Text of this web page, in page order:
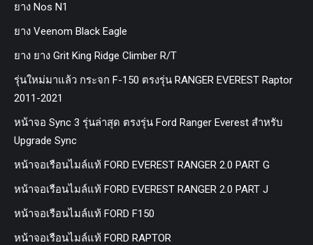
ยาง Nos N1
ยาง Veenom Black Eagle
ยาง ยาง Grit King Ridge Climber R/T
รุ่นใหม่มาแล้ว กระจก F-150 ตรงรุ่น RANGER EVEREST Raptor
2011-2021
หน้าจอ Sync 3 รุ่นล่าสุด ตรงรุ่น Ford Ranger Everest สำหรับ
Upgrade Sync
หน้าจอเรือนไมล์แท้ FORD EVEREST RANGER 2.0 PART G
หน้าจอเรือนไมล์แท้ FORD EVEREST RANGER 2.0 PART J
หน้าจอเรือนไมล์แท้ FORD F150
หน้าจอเรือนไมล์แท้ FORD RAPTOR